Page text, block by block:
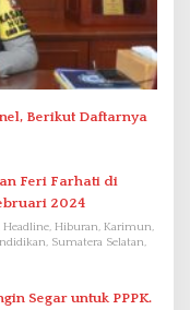
Berikut Daftarnya
Feri Farhati di
2024
Hiburan, Karimun,
Sumatera Selatan,
Segar untuk PPPK.